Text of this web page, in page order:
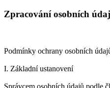
Zpracování osobních
Podmínky ochrany osobních
I. Základní ustanovení